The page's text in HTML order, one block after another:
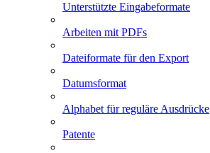
Unterstützte Eingabeformate
Arbeiten mit PDFs
Dateiformate für den Export
Datumsformat
Alphabet für reguläre Ausdrücke
Patente